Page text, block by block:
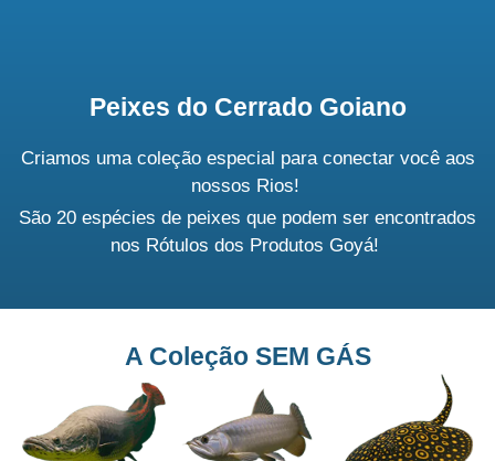
Peixes do Cerrado Goiano
Criamos uma coleção especial para conectar você aos
nossos Rios!
São 20 espécies de peixes que podem ser encontrados
nos Rótulos dos Produtos Goyá!
A Coleção SEM GÁS